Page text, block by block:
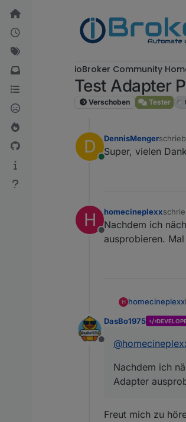
Weiter zum Inhalt
ioBroker Community
Test Adapter
Verschoben Tester
D
Online
DennisMenger
zuletzt
Super, vielen
H
Offline
homecineplexx
Nachdem ich
ausprobieren.
H homecineplexx
Offline
DasBo1975
@
Nachdem ich
Adapter
Freut mich zu